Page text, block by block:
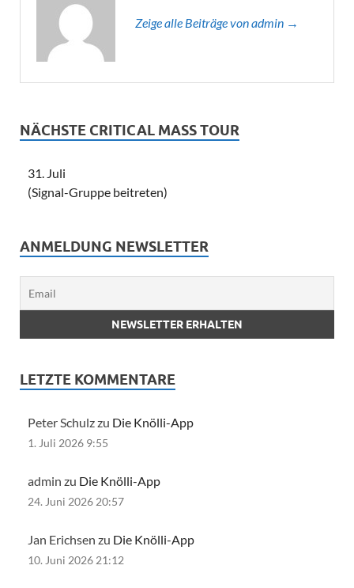
Zeige alle Beiträge von admin →
NÄCHSTE CRITICAL MASS TOUR
31. Juli
(Signal-Gruppe beitreten)
ANMELDUNG NEWSLETTER
LETZTE KOMMENTARE
Peter Schulz zu Die Knölli-App
1. Juli 2026 9:55
admin zu Die Knölli-App
24. Juni 2026 20:57
Jan Erichsen zu Die Knölli-App
10. Juni 2026 21:12